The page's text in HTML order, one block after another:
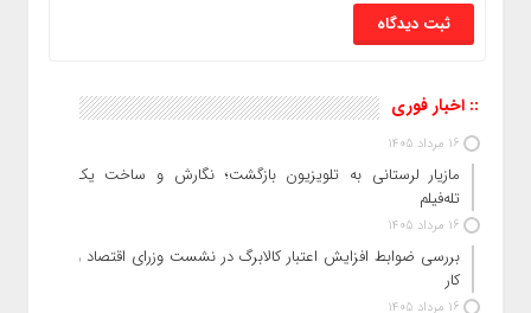
:: اخبار فوری
16 مرداد 1405
مازیار لرستانی به تلویزیون بازگشت؛ نگارش و ساخت یک
تله‌فیلم
16 مرداد 1405
بررسی ضوابط افزایش اعتبار کالابرگ در نشست وزرای اقتصاد و
کار
16 مرداد 1405